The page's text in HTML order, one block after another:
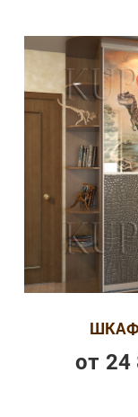
ШКАФ
от 24